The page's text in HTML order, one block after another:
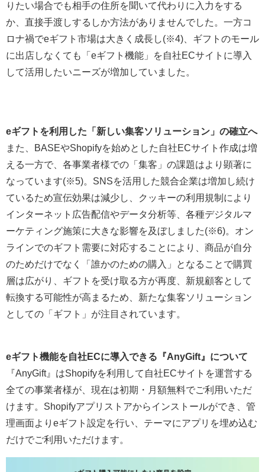
りたい場合でも相手の住所を聞いて代わりに入力をする
か、直接手渡しするしか方法がありませんでした。一方コ
ロナ禍でeギフト市場は大きく成長し(※4)、ギフトのモール
に出店しなくても「eギフト機能」を自社ECサイトに導入
して活用したいニーズが増加していました。
eギフトを利用した「新しい集客ソリューション」の確立へ
また、BASEやShopifyを始めとした自社ECサイト作成は増
える一方で、各事業者様での「集客」の課題はより顕著に
なっています(※5)。SNSを活用した競合企業は増加し続け
ているため宣伝効果は減少し、クッキーの利用規制により
インターネット広告配信やデータ分析等、各種デジタルマ
ーケティング施策に大きな影響を及ぼしました(※6)。オン
ラインでのギフト需要に対応することにより、商品が自分
のためだけでなく「誰かのための購入」となることで購買
層は広がり、ギフトを受け取る方が再度、新規顧客として
転換する可能性が高まるため、新たな集客ソリューション
としての「ギフト」が注目されています。
eギフト機能を自社ECに導入できる『AnyGift』について
『AnyGift』はShopifyを利用して自社ECサイトを運営する
全ての事業者様が、現在は初期・月額無料でご利用いただ
けます。Shopifyアプリストアからインストールができ、管
理画面よりeギフト設定を行い、テーマにアプリを埋め込む
だけでご利用いただけます。